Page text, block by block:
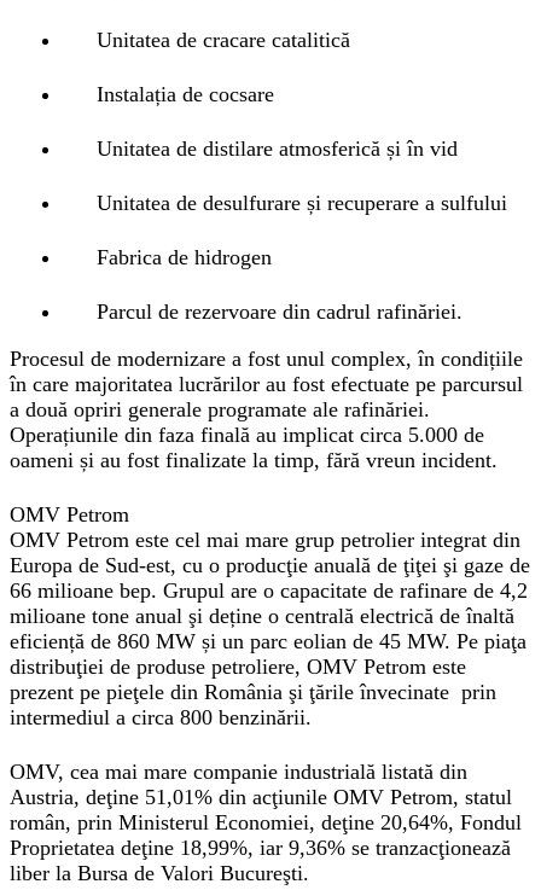
Unitatea de cracare catalitică
Instalația de cocsare
Unitatea de distilare atmosferică și în vid
Unitatea de desulfurare și recuperare a sulfului
Fabrica de hidrogen
Parcul de rezervoare din cadrul rafinăriei.
Procesul de modernizare a fost unul complex, în condițiile
în care majoritatea lucrărilor au fost efectuate pe parcursul
a două opriri generale programate ale rafinăriei.
Operațiunile din faza finală au implicat circa 5.000 de
oameni și au fost finalizate la timp, fără vreun incident.
OMV Petrom
OMV Petrom este cel mai mare grup petrolier integrat din
Europa de Sud-est, cu o producţie anuală de ţiţei şi gaze de
66 milioane bep. Grupul are o capacitate de rafinare de 4,2
milioane tone anual şi deține o centrală electrică de înaltă
eficiență de 860 MW și un parc eolian de 45 MW. Pe piaţa
distribuţiei de produse petroliere, OMV Petrom este
prezent pe pieţele din România şi ţările învecinate prin
intermediul a circa 800 benzinării.
OMV, cea mai mare companie industrială listată din
Austria, deţine 51,01% din acţiunile OMV Petrom, statul
român, prin Ministerul Economiei, deţine 20,64%, Fondul
Proprietatea deţine 18,99%, iar 9,36% se tranzacţionează
liber la Bursa de Valori Bucureşti.